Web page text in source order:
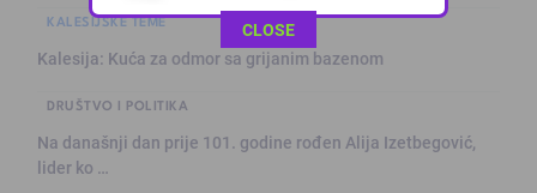
KALESIJSKE TEME
Kalesija: Kuća za odmor sa grijanim bazenom
DRUŠTVO I POLITIKA
Na današnji dan prije 101. godine rođen Alija Izetbegović,
lider ko …
This popup will close in:
CLOSE